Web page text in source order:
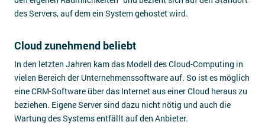
des Servers, auf dem ein System gehostet wird.
Cloud zunehmend beliebt
In den letzten Jahren kam das Modell des Cloud-Computing in
vielen Bereich der Unternehmenssoftware auf. So ist es möglich
eine CRM-Software über das Internet aus einer Cloud heraus zu
beziehen. Eigene Server sind dazu nicht nötig und auch die
Wartung des Systems entfällt auf den Anbieter.